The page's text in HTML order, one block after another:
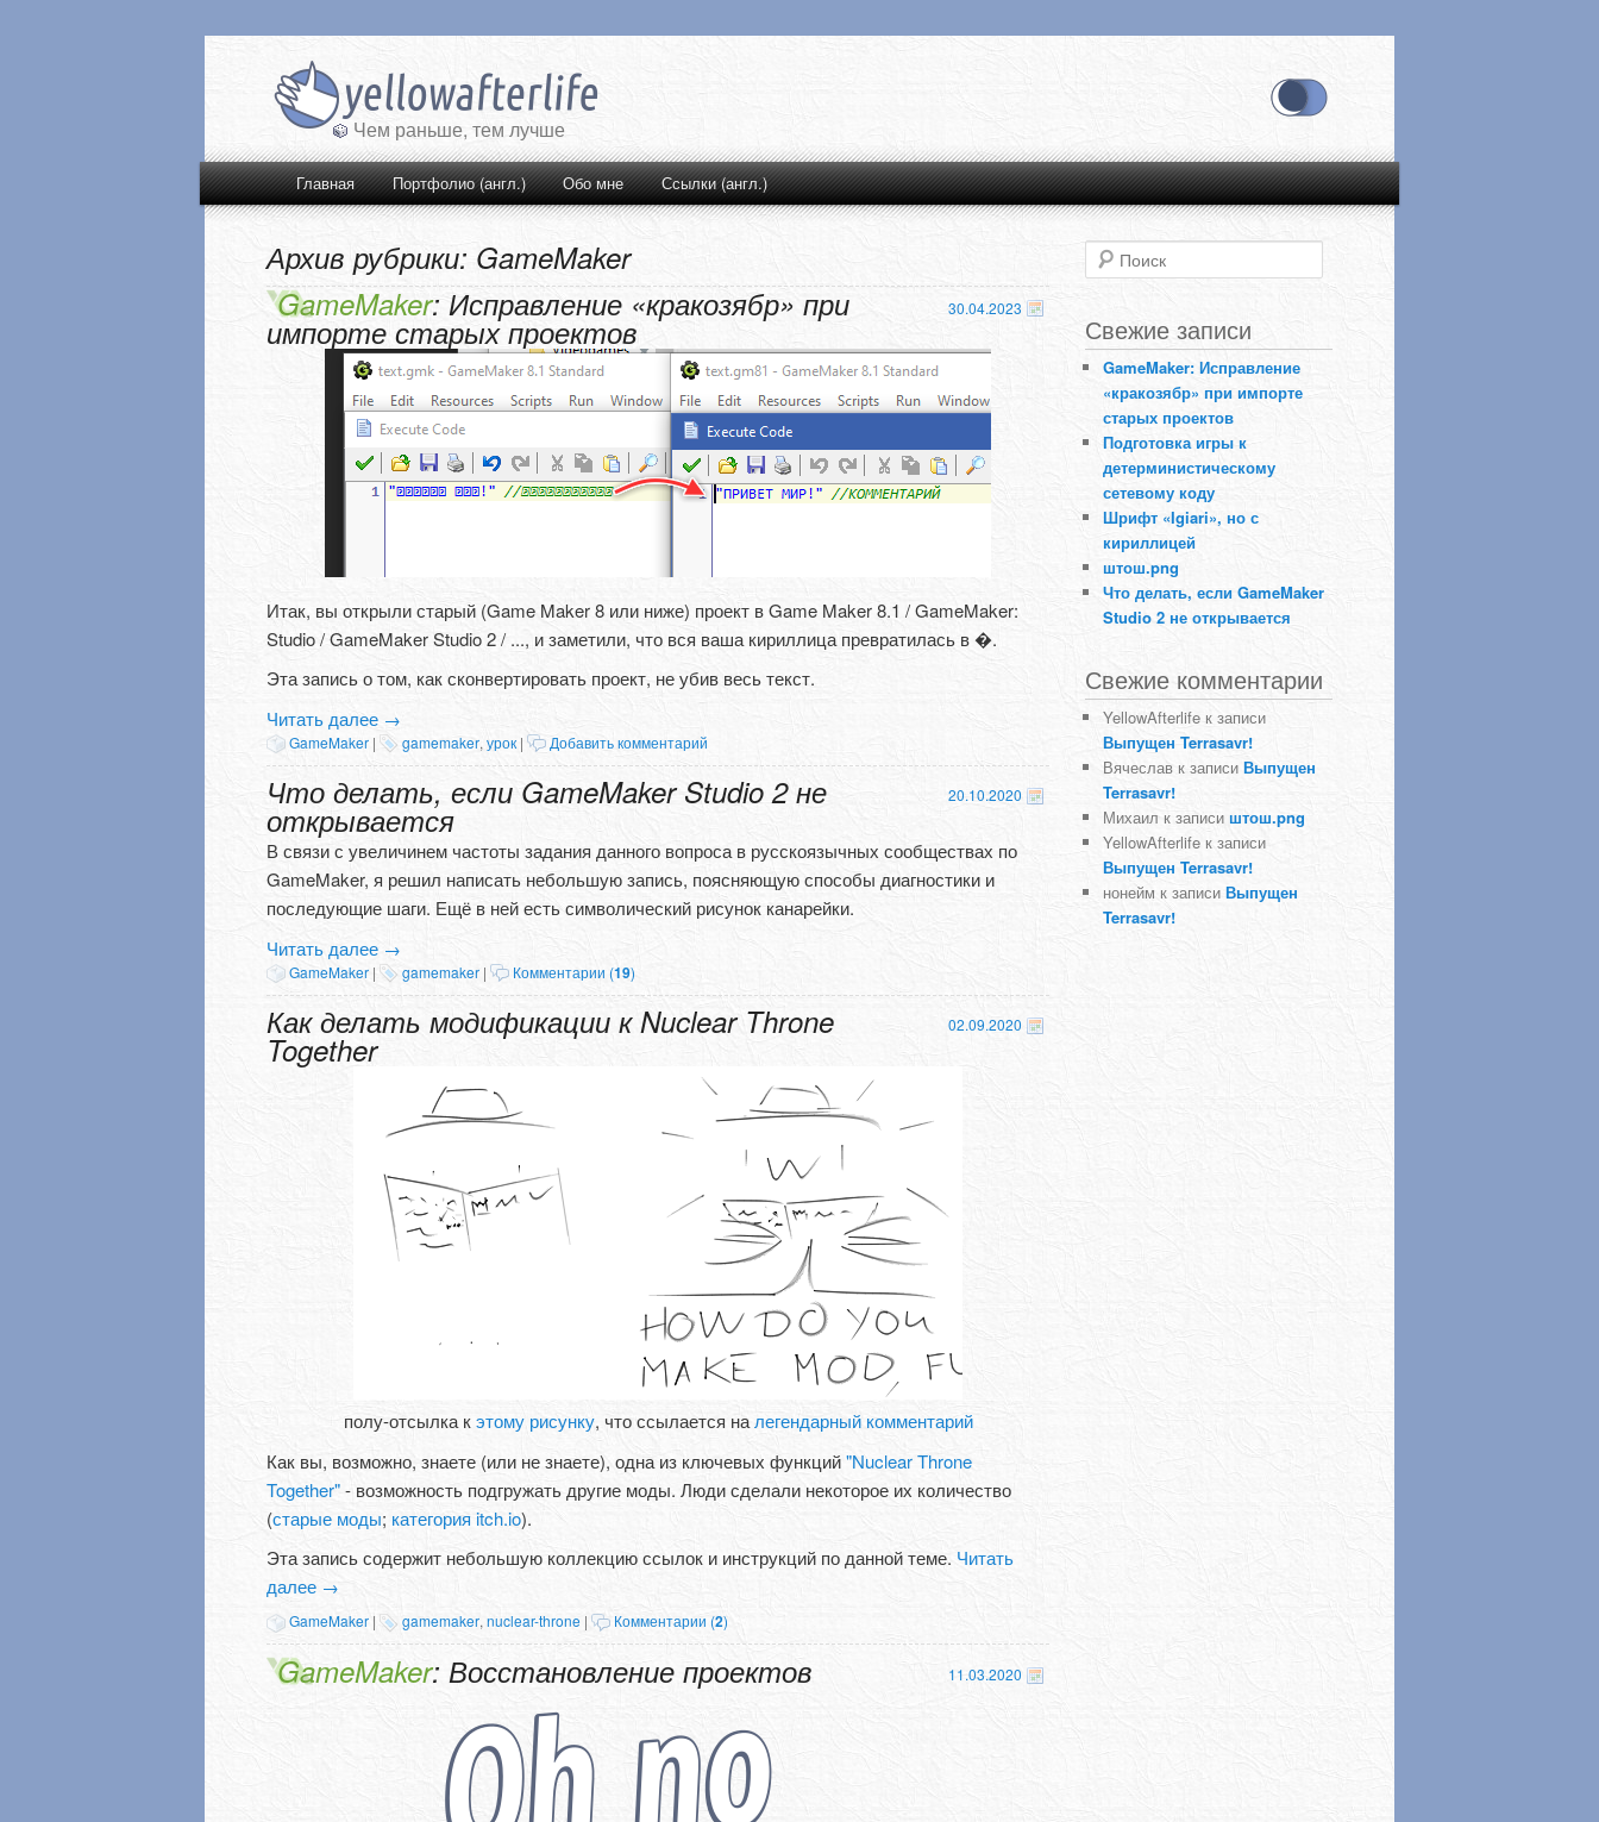
Чем раньше, тем лучше
Главное менюПерейти к основному содержимому
Перейти к дополнительному содержимому
Главная Портфолио (англ.) Обо мне Ссылки (англ.)
Архив рубрики: GameMaker
30.04.2023
GameMaker: Исправление «кракозябр» при
импорте старых проектов
Итак, вы открыли старый (Game Maker 8 или ниже) проект в Game Maker 8.1 / GameMaker:
Studio / GameMaker Studio 2 / ..., и заметили, что вся ваша кириллица превратилась в �.
Эта запись о том, как сконвертировать проект, не убив весь текст.
Читать далее →
GameMaker | gamemaker, урок | Добавить комментарий
20.10.2020
Что делать, если GameMaker Studio 2 не
открывается
В связи с увеличинем частоты задания данного вопроса в русскоязычных сообществах по
GameMaker, я решил написать небольшую запись, поясняющую способы диагностики и
последующие шаги. Ещё в ней есть символический рисунок канарейки.
Читать далее →
GameMaker | gamemaker | Комментарии (19)
02.09.2020
Как делать модификации к Nuclear Throne
Together
полу-отсылка кэтому рисунку, что ссылается на легендарный комментарий
Как вы, возможно, знаете (или не знаете), одна из ключевых функций"Nuclear Throne
Together"- возможность подгружать другие моды. Люди сделали некоторое их количество
(старые моды; категория itch.io).
Эта запись содержит небольшую коллекцию ссылок и инструкций по данной теме. Читать
далее →
GameMaker | gamemaker, nuclear-throne | Комментарии (2)
11.03.2020
GameMaker: Восстановление проектов
Поиск
Свежие записи
GameMaker: Исправление
«кракозябр» при импорте
старых проектов
Подготовка игры к
детерминистическому
сетевому коду
Шрифт «Igiari», но с
кириллицей
штош.png
Что делать, если GameMaker
Studio 2 не открывается
Свежие комментарии
YellowAfterlife к записи
Выпущен Terrasavr!
Вячеслав к записи Выпущен
Terrasavr!
Михаил к записи штош.png
YellowAfterlife к записи
Выпущен Terrasavr!
нонейм к записи Выпущен
Terrasavr!